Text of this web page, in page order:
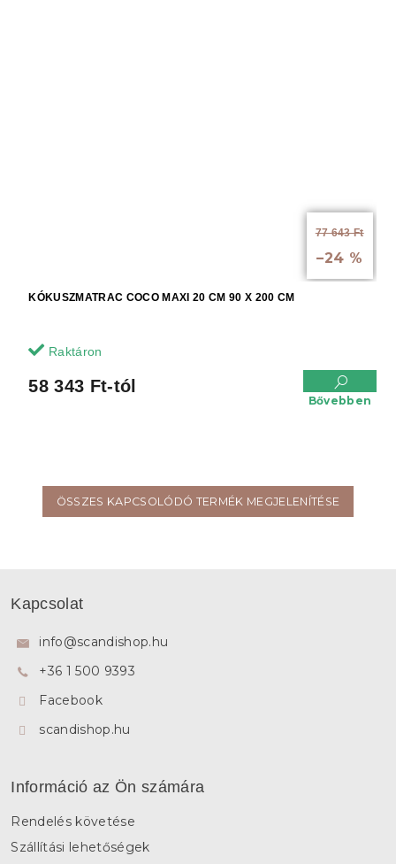
77 643 Ft
–24 %
KÓKUSZMATRAC COCO MAXI 20 CM 90 X 200 CM
Raktáron
58 343 Ft-tól
Bővebben
ÖSSZES KAPCSOLÓDÓ TERMÉK MEGJELENÍTÉSE
Kapcsolat
info@scandishop.hu
+36 1 500 9393
Facebook
scandishop.hu
Információ az Ön számára
Rendelés követése
Szállítási lehetőségek